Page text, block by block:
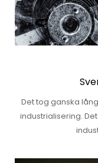
Det tog ganska
industrialisering.